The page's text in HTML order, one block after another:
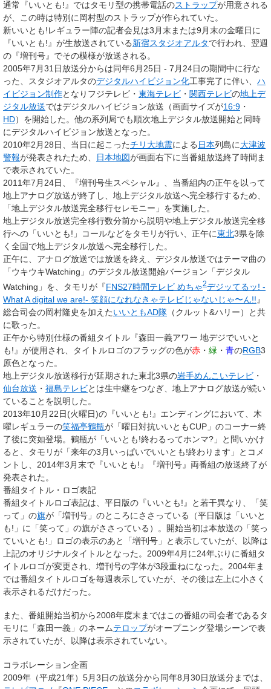
通常『いいとも!』ではタモリ型の携帯電話のストラップが用意される
が、この時は特別に岡村型のストラップが作られていた。
新いいとも!レギュラー陣の記者会見は3月末または9月末の金曜日に
『いいとも!』が生放送されている新宿スタジオアルタで行われ、翌週
の『増刊号』でその模様が放送される。
2005年7月31日放送分からは同年6月25日 - 7月24日の期間中に行な
った、スタジオアルタのデジタルハイビジョン化工事完了に伴い、 ハ
イビジョン制作となりフジテレビ・ 東海テレビ ・ 関西テレビの地上デ
ジタル放送ではデジタルハイビジョン放送（画面サイズが16:9 ・
HD）を開始した。他の系列局でも順次地上デジタル放送開始と同時
にデジタルハイビジョン放送となった。
2010年2月28日、当日に起こったチリ大地震による 日本列島に大津波
警報が発表されたため、 日本地図が画面右下に当番組放送終了時間ま
で表示されていた。
2011年7月24日、『増刊号生スペシャル』、当番組内の正午を以って
地上アナログ放送が終了し、地上デジタル放送へ完全移行するため、
「地上デジタル放送完全移行セレモニー」を実施した。
地上デジタル放送完全移行数分前から説明や地上デジタル放送完全移
行への「いいとも!」コールなどをタモリが行い、正午に東北3県を除
く全国で地上デジタル放送へ完全移行した。
正午に、アナログ放送では放送を終え、デジタル放送ではテーマ曲の
「ウキウキWatching」のデジタル放送開始バージョン「デジタル
Watching」を、タモリが『FNS27時間テレビ めちゃ2デジッてるッ! -
What A digital we are!- 笑顔になれなきゃテレビじゃないじゃ〜ん!! 』
総合司会の岡村隆史を加えたいいともAD隊 （クルット&ハリー）と共
に歌った。
正午から特別仕様の番組タイトル『森田一義アワー 地デジでいいと
も!』が使用され、タイトルロゴのフラッグの色が赤 ・ 緑 ・ 青のRGB3
原色となった。
地上デジタル放送移行が延期された東北3県の岩手めんこいテレビ ・
仙台放送 ・ 福島テレビとは生中継をつなぎ、地上アナログ放送が続い
ていることを説明した。
2013年10月22日(火曜日)の『いいとも!』エンディングにおいて、木
曜レギュラーの笑福亭鶴瓶が「曜日対抗いいともCUP」のコーナー終
了後に突如登場。鶴瓶が「いいとも!終わるってホンマ?」と問いかけ
ると、タモリが「来年の3月いっぱいでいいとも!終わります」とコメ
ントし、2014年3月末で『いいとも!』『増刊号』両番組の放送終了が
発表された。
番組タイトル・ロゴ表記
番組タイトルロゴ表記は、平日版の『いいとも!』と若干異なり、「笑
って」の旗が「増刊号」のところにささっている（平日版は「いいと
も!」に「笑って」の旗がささっている）。開始当初は本放送の「笑っ
ていいとも!」ロゴの表示のあと「増刊号」と表示していたが、以降は
上記のオリジナルタイトルとなった。2009年4月に24年ぶりに番組タ
イトルロゴが変更され、増刊号の字体が3段重ねになった。2004年ま
では番組タイトルロゴを毎週表示していたが、その後は左上に小さく
表示されるだけだった。
また、番組開始当初から2008年度末まではこの番組の司会者であるタ
モリに「森田一義」のネームテロップがオープニング登場シーンで表
示されていたが、以降は表示されていない。
コラボレーション企画
2009年（平成21年）5月3日の放送分から同年8月30日放送分までは、